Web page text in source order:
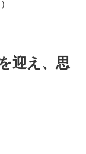
迎え、思